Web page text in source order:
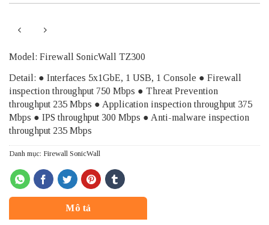
Model: Firewall SonicWall TZ300
Detail: ● Interfaces 5x1GbE, 1 USB, 1 Console ● Firewall
inspection throughput 750 Mbps ● Threat Prevention
throughput 235 Mbps ● Application inspection throughput 375
Mbps ● IPS throughput 300 Mbps ● Anti-malware inspection
throughput 235 Mbps
Danh mục: Firewall SonicWall
Mô tả